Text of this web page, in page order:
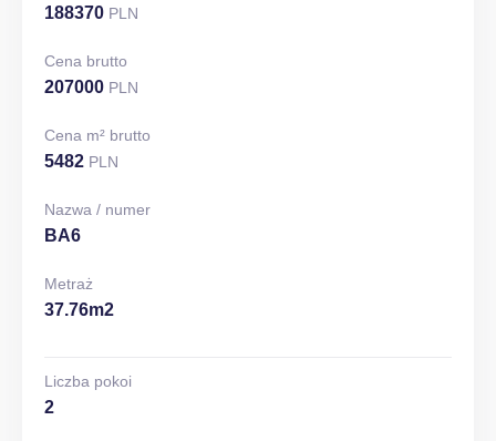
188370 PLN
Cena brutto
207000 PLN
Cena m² brutto
5482 PLN
Nazwa / numer
BA6
Metraż
37.76m2
Liczba pokoi
2